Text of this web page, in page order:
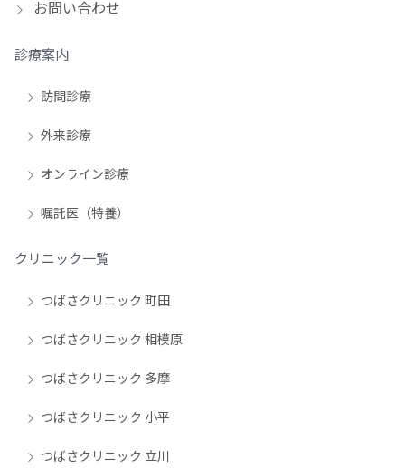
お問い合わせ
診療案内
訪問診療
外来診療
オンライン診療
嘱託医（特養）
クリニック一覧
つばさクリニック 町田
つばさクリニック 相模原
つばさクリニック 多摩
つばさクリニック 小平
つばさクリニック 立川